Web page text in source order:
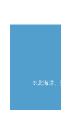
※北海道、